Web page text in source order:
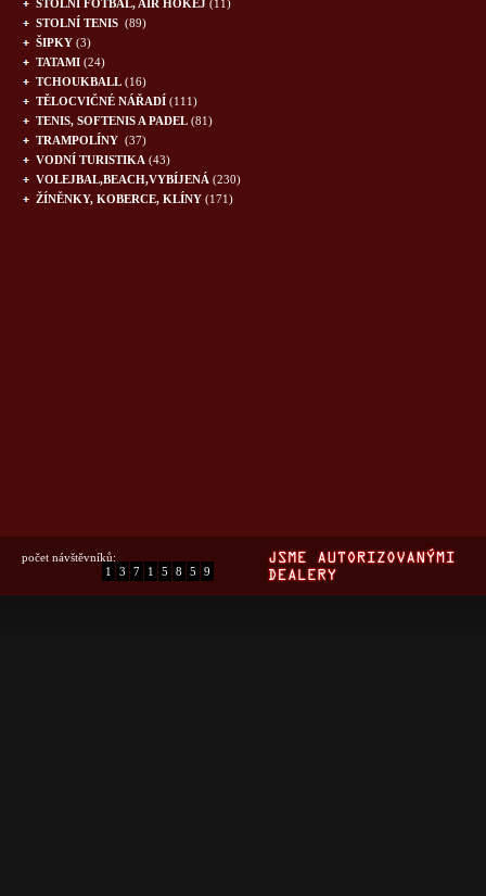
STOLNÍ FOTBAL, AIR HOKEJ (11)
STOLNÍ TENIS (89)
ŠIPKY (3)
TATAMI (24)
TCHOUKBALL (16)
TĚLOCVIČNÉ NÁŘADÍ (111)
TENIS, SOFTENIS A PADEL (81)
TRAMPOLÍNY (37)
VODNÍ TURISTIKA (43)
VOLEJBAL,BEACH,VYBÍJENÁ (230)
ŽÍNĚNKY, KOBERCE, KLÍNY (171)
počet návštěvníků:
1
3 7 1 5 8 5 9